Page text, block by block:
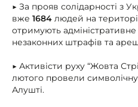
▶ За прояв солідарності з
вже 1684 людей на
отримують адміністративне
незаконних штрафів та
▶ Активісти руху “Жовта
лютого провели символічну
Алушті.